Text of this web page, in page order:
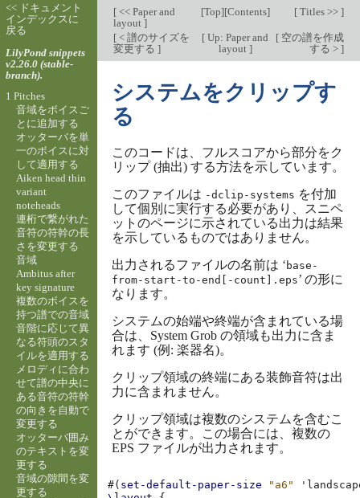
[<< Paper and
layout ]
[Top][Contents] [Titles >> ]
[< 譜のサイズを
変更する ]
[ Up: Paper and
layout ]
[空の譜を作成
する > ]
システムをクリップす
る
このコードは、フルスコアから部分をク
リップ (抽出) する方法を示しています。
このファイルは -dclip-systems を付加
して個別に実行する必要があり、スニペ
ットのページに示されている出力は結果
を示しているものではありません。
出力されるファイルの名前は ‘ base-
from-start-to-end[-count].eps’ の形に
なります。
システムの始端や終端が含まれている場
合は、System Grob の領域も出力に含ま
れます (例: 楽器名)。
クリップ領域の終端にある装飾音符は出
力に含まれません。
クリップ領域は複数のシステムを含むこ
とができます。この場合には、複数の
EPS ファイルが出力されます。
#( set-default-paper-size "a6"
<< ドキュメント
インデックスに
戻る
LilyPond snippets
v2.26.0 (stable-
branch).
1 Pitches
音域をボイスご
とに追加する
オッターバを単
一のボイスに対
して適用する
Aiken head thin
variant
noteheads
連桁で繋がれた
音符の符幹の長
さを変更する
音域
Ambitus after
key signature
複数のボイスを
持つ譜での音域
音階に応じて異
なる符頭のスタ
イルを適用する
メロディに合わ
せて譜の中央に
ある音符の符幹
の向きを自動で
変更する
オッターバ囲み
のテキストを変
更する
音域の隙間を変
更する